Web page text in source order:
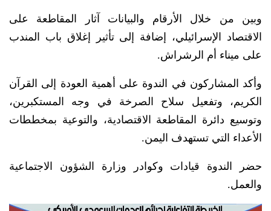
وبين من خلال الأرقام والبيانات آثار المقاطعة على
الاقتصاد الإسرائيلي، إضافة إلى تأثير إغلاق باب المندب
على ميناء أم الرشراش.
وأكد المشاركون في الندوة على أهمية العودة إلى القرآن
الكريم، وتفعيل سلاح الصرخة في وجه المستكبرين،
وتوسيع دائرة المقاطعة الاقتصادية، والتوعية بمخططات
الأعداء التي تستهدف اليمن.
حضر الندوة قيادات وكوادر وزارة الشؤون الاجتماعية
والعمل.